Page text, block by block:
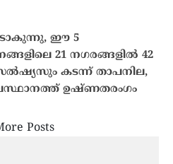
ഈ 5
21 നഗരങ്ങളില്‍ 42
കടന്ന് താപനില,
ഉഷ്ണതരംഗം
Posts